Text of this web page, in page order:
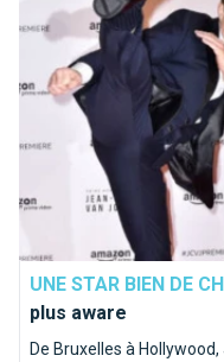
UNE STAR BIEN DE
plus aware
De Bruxelles à